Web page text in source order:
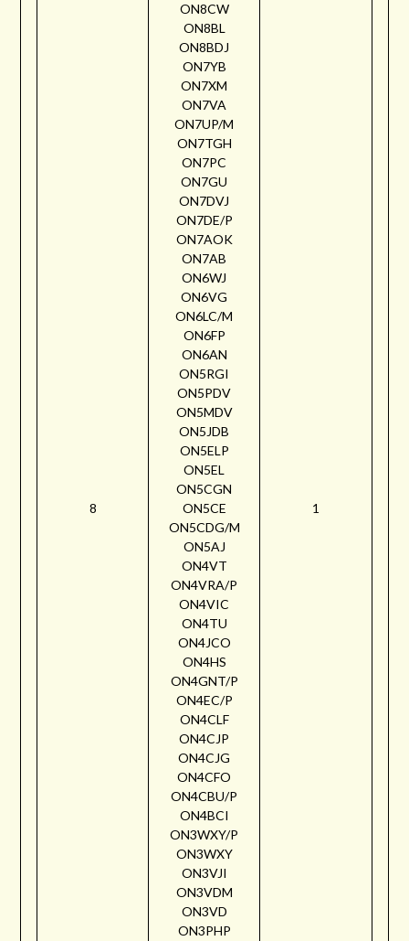
8
ON8CW
ON8BL
ON8BDJ
ON7YB
ON7XM
ON7VA
ON7UP/M
ON7TGH
ON7PC
ON7GU
ON7DVJ
ON7DE/P
ON7AOK
ON7AB
ON6WJ
ON6VG
ON6LC/M
ON6FP
ON6AN
ON5RGI
ON5PDV
ON5MDV
ON5JDB
ON5ELP
ON5EL
ON5CGN
ON5CE
ON5CDG/M
ON5AJ
ON4VT
ON4VRA/P
ON4VIC
ON4TU
ON4JCO
ON4HS
ON4GNT/P
ON4EC/P
ON4CLF
ON4CJP
ON4CJG
ON4CFO
ON4CBU/P
ON4BCI
ON3WXY/P
ON3WXY
ON3VJI
ON3VDM
ON3VD
ON3PHP
1